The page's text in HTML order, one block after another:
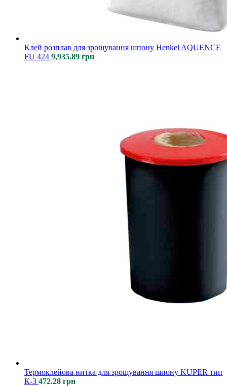
Клей розплав для зрощування шпону Henkel AQUENCE
FU 424 9,935.89 грн
Термоклейова нитка для зрощування шпону KUPER тип
К-3 472.28 грн